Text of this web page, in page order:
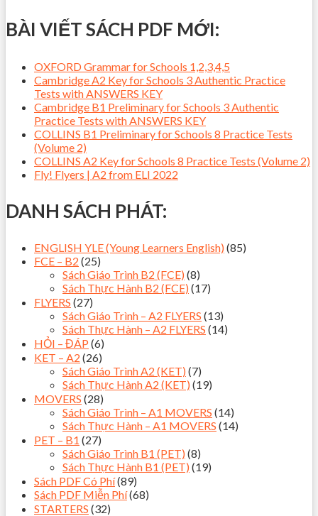
BÀI VIẾT SÁCH PDF MỚI:
OXFORD Grammar for Schools 1,2,3,4,5
Cambridge A2 Key for Schools 3 Authentic Practice
Tests with ANSWERS KEY
Cambridge B1 Preliminary for Schools 3 Authentic
Practice Tests with ANSWERS KEY
COLLINS B1 Preliminary for Schools 8 Practice Tests
(Volume 2)
COLLINS A2 Key for Schools 8 Practice Tests (Volume 2)
Fly! Flyers | A2 from ELI 2022
DANH SÁCH PHÁT:
ENGLISH YLE (Young Learners English) (85)
FCE – B2 (25)
Sách Giáo Trình B2 (FCE) (8)
Sách Thực Hành B2 (FCE) (17)
FLYERS (27)
Sách Giáo Trình – A2 FLYERS (13)
Sách Thực Hành – A2 FLYERS (14)
HỎI – ĐÁP (6)
KET – A2 (26)
Sách Giáo Trình A2 (KET) (7)
Sách Thực Hành A2 (KET) (19)
MOVERS (28)
Sách Giáo Trình – A1 MOVERS (14)
Sách Thực Hành – A1 MOVERS (14)
PET – B1 (27)
Sách Giáo Trình B1 (PET) (8)
Sách Thực Hành B1 (PET) (19)
Sách PDF Có Phí(89)
Sách PDF Miễn Phí(68)
STARTERS (32)